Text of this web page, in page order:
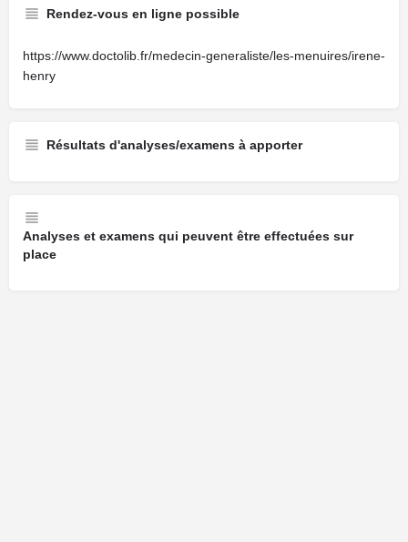
Rendez-vous en ligne possible
https://www.doctolib.fr/medecin-generaliste/les-menuires/irene-
henry
Résultats d'analyses/examens à apporter
Analyses et examens qui peuvent être effectuées sur
place